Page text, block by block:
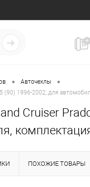
• Авточехлы •
(90) 1996-2002, для
Cruiser
ПОХОЖИЕ ТОВАРЫ